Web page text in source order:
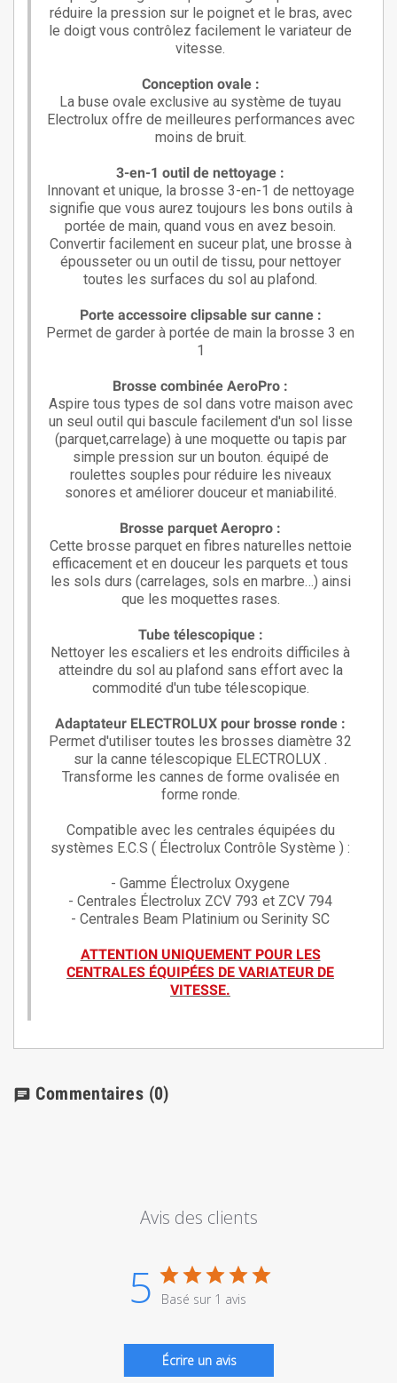
réduire la pression sur le poignet et le bras, avec
le doigt vous contrôlez facilement le variateur de
vitesse.
Conception ovale :
La buse ovale exclusive au système de tuyau
Electrolux offre de meilleures performances avec
moins de bruit.
3-en-1 outil de nettoyage :
Innovant et unique, la brosse 3-en-1 de nettoyage
signifie que vous aurez toujours les bons outils à
portée de main, quand vous en avez besoin.
Convertir facilement en suceur plat, une brosse à
épousseter ou un outil de tissu, pour nettoyer
toutes les surfaces du sol au plafond.
Porte accessoire clipsable sur canne :
Permet de garder à portée de main la brosse 3 en
1
Brosse combinée AeroPro :
Aspire tous types de sol dans votre maison avec
un seul outil qui bascule facilement d'un sol lisse
(parquet,carrelage) à une moquette ou tapis par
simple pression sur un bouton. équipé de
roulettes souples pour réduire les niveaux
sonores et améliorer douceur et maniabilité.
Brosse parquet Aeropro :
Cette brosse parquet en fibres naturelles nettoie
efficacement et en douceur les parquets et tous
les sols durs (carrelages, sols en marbre…) ainsi
que les moquettes rases.
Tube télescopique :
Nettoyer les escaliers et les endroits difficiles à
atteindre du sol au plafond sans effort avec la
commodité d'un tube télescopique.
Adaptateur ELECTROLUX pour brosse ronde :
Permet d'utiliser toutes les brosses diamètre 32
sur la canne télescopique ELECTROLUX .
Transforme les cannes de forme ovalisée en
forme ronde.
Compatible avec les centrales équipées du
systèmes E.C.S ( Électrolux Contrôle Système ) :
- Gamme Électrolux Oxygene
- Centrales Électrolux ZCV 793 et ZCV 794
- Centrales Beam Platinium ou Serinity SC
ATTENTION UNIQUEMENT POUR LES
CENTRALES ÉQUIPÉES DE VARIATEUR DE
VITESSE.
chat Commentaires (0)
Avis des clients
5 Basé sur 1 avis
Écrire un avis